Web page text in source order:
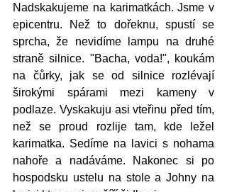
Nadskakujeme na karimatkách. Jsme v
epicentru. Než to dořeknu, spustí se
sprcha, že nevidíme lampu na druhé
straně silnice. "Bacha, voda!", koukám
na čůrky, jak se od silnice rozlévají
širokými spárami mezi kameny v
podlaze. Vyskakuju asi vteřinu před tím,
než se proud rozlije tam, kde ležel
karimatka. Sedíme na lavici s nohama
nahoře a nadáváme. Nakonec si po
hospodsku ustelu na stole a Johny na